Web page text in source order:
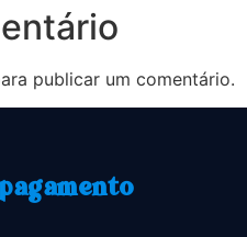
publicar um comentário.